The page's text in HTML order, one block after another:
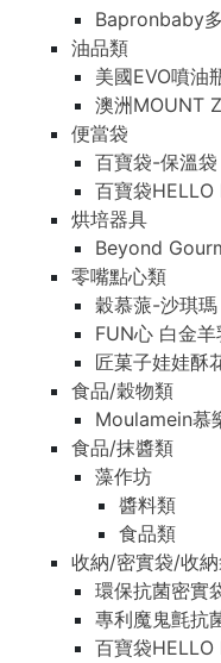
Bapronbaby
油品類
美國EVO噴油
澳洲MOUNT
便當袋
百寶袋-保溫
百寶袋
烘培器具
Beyond
零嘴點心類
穀慕蒎-沙琪瑪
FUN心 白金羊
匠菓子娃娃酥
食品/穀物類
Moulamein慕
食品/抹醬類
藻作坊
醬料類
食品類
收納/密實袋/收
環保抗菌密實
專利魔鬼氈抗
百寶袋